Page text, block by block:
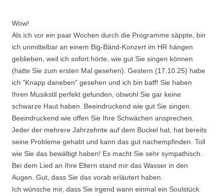
Wow!
Als ich vor ein paar Wochen durch die Programme säppte, bin
ich unmittelbar an einem Big-Bänd-Konzert im HR hängen
geblieben, weil ich sofort hörte, wie gut Sie singen können
(hatte Sie zum ersten Mal gesehen). Gestern (17.10.25) habe
ich "Knapp daneben" gesehen und ich bin baff! Sie haben
Ihren Musikstil perfekt gefunden, obwohl Sie gar keine
schwarze Haut haben. Beeindruckend wie gut Sie singen.
Beeindruckend wie offen Sie Ihre Schwächen ansprechen.
Jeder der mehrere Jahrzehnte auf dem Buckel hat, hat bereits
seine Probleme gehabt und kann das gut nachempfinden. Toll
wie Sie das bewältigt haben! Es macht Sie sehr sympathisch.
Bei dem Lied an Ihre Eltern stand mir das Wasser in den
Augen. Gut, dass Sie das vorab erläutert haben.
Ich wünsche mir, dass Sie irgend wann einmal ein Soulstück